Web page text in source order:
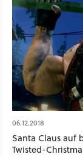
06.12.2018
Santa Claus auf
Twisted-